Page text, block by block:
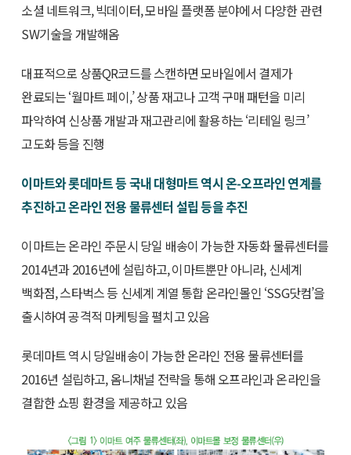
소셜 네트워크, 빅데이터, 모바일 플랫폼 분야에서 다양한 관련
SW기술을 개발해옴
대표적으로 상품QR코드를 스캔하면 모바일에서 결제가
완료되는 ‘월마트 페이,’ 상품 재고나 고객 구매 패턴을 미리
파악하여 신상품 개발과 재고관리에 활용하는 ‘리테일 링크’
고도화 등을 진행
이마트와 롯데마트 등 국내 대형마트 역시 온-오프라인 연계를
추진하고 온라인 전용 물류센터 설립 등을 추진
이마트는 온라인 주문시 당일 배송이 가능한 자동화 물류센터를
2014년과 2016년에 설립하고, 이마트뿐만 아니라, 신세계
백화점, 스타벅스 등 신세계 계열 통합 온라인몰인 ‘SSG닷컴’을
출시하여 공격적 마케팅을 펼치고 있음
롯데마트 역시 당일배송이 가능한 온라인 전용 물류센터를
2016년 설립하고, 옴니채널 전략을 통해 오프라인과 온라인을
결합한 쇼핑 환경을 제공하고 있음